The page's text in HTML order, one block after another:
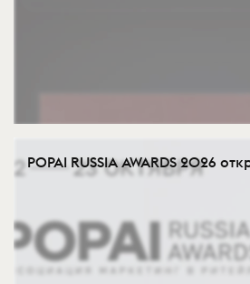
POPAI RUSSIA AWARDS 2026